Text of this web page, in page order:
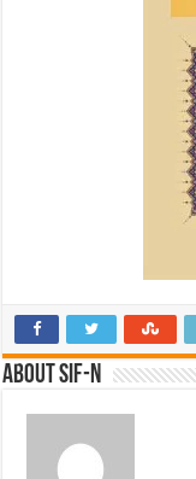
About SIF-N